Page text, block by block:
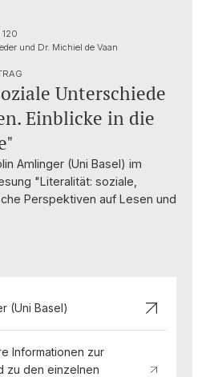
und Dr. Michiel de Vaan
Unterschiede
Einblicke in die
Amlinger (Uni Basel) im
"Literalität: soziale,
Perspektiven auf Lesen und
(Uni Basel)
Informationen zur
zu den einzelnen